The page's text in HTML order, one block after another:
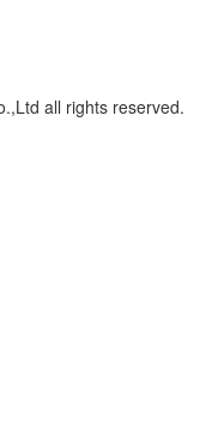
all rights reserved.